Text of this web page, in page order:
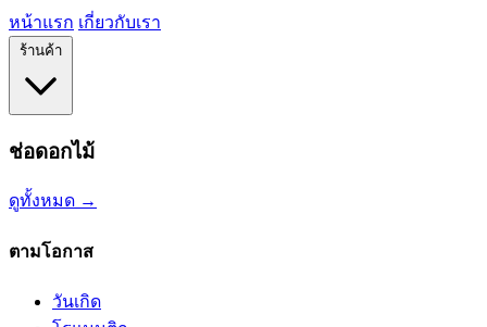
หน้าแรก เกี่ยวกับเรา
ร้านค้า
ช่อดอกไม้
ดูทั้งหมด →
ตามโอกาส
วันเกิด